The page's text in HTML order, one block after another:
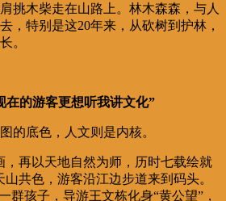
挑木柴走在山路上。林木森森，与人
，特别是这20年来，从砍树到护林，
。
在的游客更想听我讲文化”
的底色，人文则是内核。
，再以天地自然为师，历时七载绘就
共色，游客沿江边步道来到码头。
群孩子，导游王文栋化身“黄公望”，